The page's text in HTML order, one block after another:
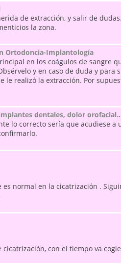
de extracción, y salir de
la zona.
Ortodoncia-Implantología
en los coágulos de sangre
y en caso de duda y para
realizó la extracción. Por
dentales, dolor
lo correcto sería que acudiese a
normal en la cicatrización .
cicatrización, con el tiempo va